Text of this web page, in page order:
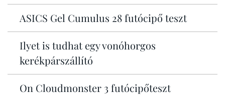
ASICS Gel Cumulus 28 futócipő teszt
Ilyet is tudhat egy vonóhorgos
kerékpárszállító
On Cloudmonster 3 futócipőteszt